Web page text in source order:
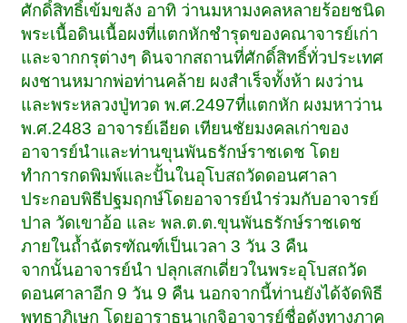
ศักดิ์สิทธิ์เข้มขลัง อาทิ ว่านมหามงคลหลายร้อยชนิด
พระเนื้อดินเนื้อผงที่แตกหักชำรุดของคณาจารย์เก่า
และจากกรุต่างๆ ดินจากสถานที่ศักดิ์สิทธิ์ทั่วประเทศ
ผงชานหมากพ่อท่านคล้าย ผงสำเร็จทั้งห้า ผงว่าน
และพระหลวงปู่ทวด พ.ศ.2497ที่แตกหัก ผงมหาว่าน
พ.ศ.2483 อาจารย์เอียด เทียนชัยมงคลเก่าของ
อาจารย์นำและท่านขุนพันธรักษ์ราชเดช โดย
ทำการกดพิมพ์และปั้นในอุโบสถวัดดอนศาลา
ประกอบพิธีปฐมฤกษ์โดยอาจารย์นำร่วมกับอาจารย์
ปาล วัดเขาอ้อ และ พล.ต.ต.ขุนพันธรักษ์ราชเดช
ภายในถ้ำฉัตรฑัณฑ์เป็นเวลา 3 วัน 3 คืน
จากนั้นอาจารย์นำ ปลุกเสกเดี่ยวในพระอุโบสถวัด
ดอนศาลาอีก 9 วัน 9 คืน นอกจากนี้ท่านยังได้จัดพิธี
พุทธาภิเษก โดยอาราธนาเกจิอาจารย์ชื่อดังทางภาค